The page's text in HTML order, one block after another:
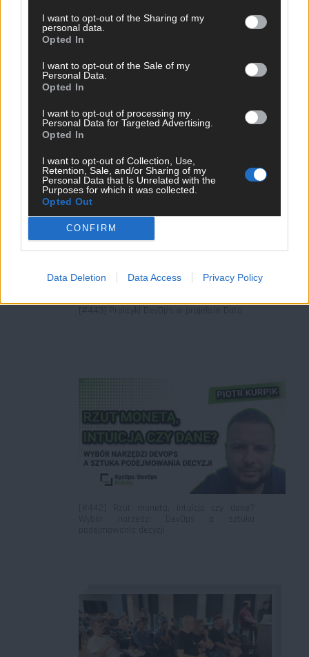
I want to opt-out of the Sharing of my
personal data.
Opted In
I want to opt-out of the Sale of my
Personal Data.
Opted In
I want to opt-out of processing my
Personal Data for Targeted Advertising.
Opted In
I want to opt-out of Collection, Use,
Retention, Sale, and/or Sharing of my
Personal Data that Is Unrelated with the
Purposes for which it was collected.
Opted Out
CONFIRM
Data Deletion Data Access Privacy Policy
Partnerami wydarzenia są:
Multimedia z wydarzenia: